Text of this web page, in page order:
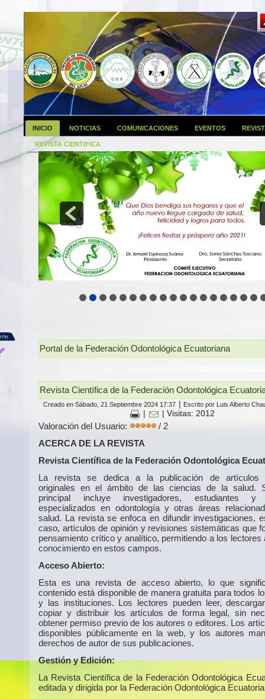
INICIO NOTICIAS COMUNICACIONES EVENTOS
REVISTA CIENTIFICA
Portal de la Federación Odontológica Ecuatoriana
Revista Científica de la Federación Odontológica
Creado en Sábado, 21 Septiembre 2024 17:37 Escrito por Luis Alberto
| Visitas: 2012
Valoración del Usuario:
/ 2
ACERCA DE LA REVISTA
Revista Científica de la Federación Odontológica
La revista se dedica a la publicación de artículos
originales en el ámbito de las ciencias de la salud.
principal incluye investigadores, estudiantes y
especializados en odontología y otras áreas
salud. La revista se enfoca en difundir investigaciones,
caso, artículos de opinión y revisiones sistemáticas que
pensamiento crítico y analítico, permitiendo a los lectores
conocimiento en estos campos.
Acceso Abierto:
Esta es una revista de acceso abierto, lo que
contenido está disponible de manera gratuita para todos
y las instituciones. Los lectores pueden leer,
copiar y distribuir los artículos de forma legal, sin
obtener permiso previo de los autores o editores. Los
disponibles públicamente en la web, y los autores
derechos de autor de sus publicaciones.
Gestión y Edición:
La Revista Científica de la Federación Odontológica
editada y dirigida por la Federación Odontológica